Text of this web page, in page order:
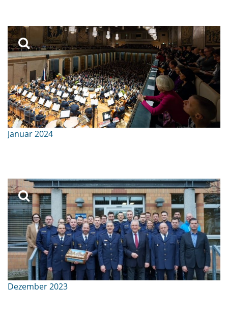
Januar 2024
Dezember 2023